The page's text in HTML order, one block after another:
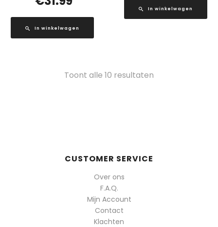
In winkelwagen
In winkelwagen
Toont alle 10 resultaten
CUSTOMER SERVICE
Over ons
F.A.Q.
Mijn Account
Contact
Klachten